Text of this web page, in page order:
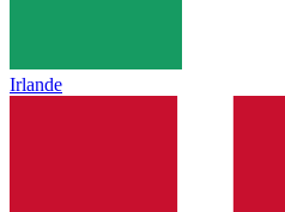
Irlande